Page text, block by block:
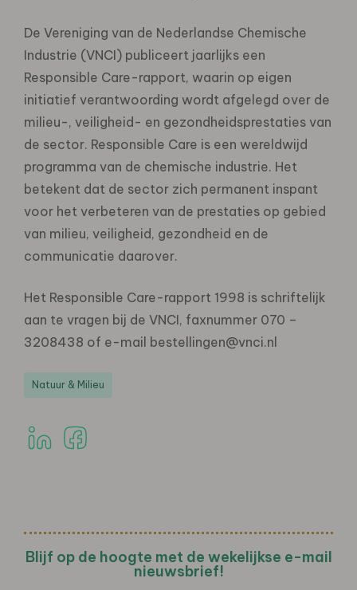
De Vereniging van de Nederlandse Chemische
Industrie (VNCI) publiceert jaarlijks een
Responsible Care-rapport, waarin op eigen
initiatief verantwoording wordt afgelegd over de
milieu-, veiligheid- en gezondheidsprestaties van
de sector. Responsible Care is een wereldwijd
programma van de chemische industrie. Het
betekent dat de sector zich permanent inspant
voor het verbeteren van de prestaties op gebied
van milieu, veiligheid, gezondheid en de
communicatie daarover.
Het Responsible Care-rapport 1998 is schriftelijk
aan te vragen bij de VNCI, faxnummer 070 –
3208438 of e-mail bestellingen@vnci.nl
Natuur & Milieu
Blijf op de hoogte met de wekelijkse e-mail
nieuwsbrief!